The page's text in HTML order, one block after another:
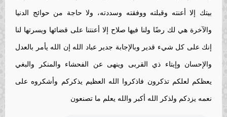
بيتك إلا أعنته وقبلته ووفقته وسددته، ولا حاجة من حوائج الدنيا
والآخرة هي لك رضًا ولنا فيها صلاح إلا أعنتنا على قضائها ويسرتها لنا
إنك على كل شيء قدير وبالإجابة جدير عباد الله إن الله يأمر بالعدل
والإحسان وإيتاء ذي القربى وينهى عن الفحشاء والمنكر والبغي
يعظكم لعلكم تذكرون فاذكروا الله العظيم يذكركم وأشكروه على
نعمه يزدكم ولذكر الله أكبر والله يعلم ما تصنعون